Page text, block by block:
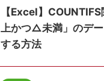
【Excel】
上かつ△未満」のデー
する方法